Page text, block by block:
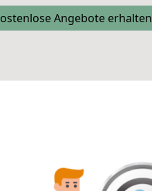
Angebote erhalten